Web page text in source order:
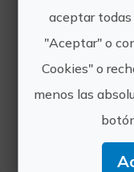
Otras
de
aceptar
"Aceptar" o
Cookies" o
menos las